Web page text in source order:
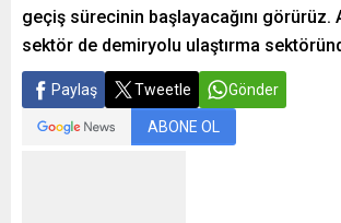
geçiş sürecinin başlayacağını görürüz.
sektör de demiryolu ulaştırma
Paylaş Tweetle Gönder
ABONE OL